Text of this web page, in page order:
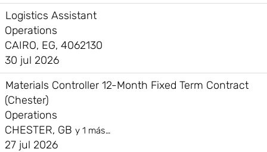
Logistics Assistant
Operations
CAIRO, EG, 4062130
30 jul 2026
Materials Controller 12-Month Fixed Term Contract
(Chester)
Operations
CHESTER, GB y 1 más…
27 jul 2026